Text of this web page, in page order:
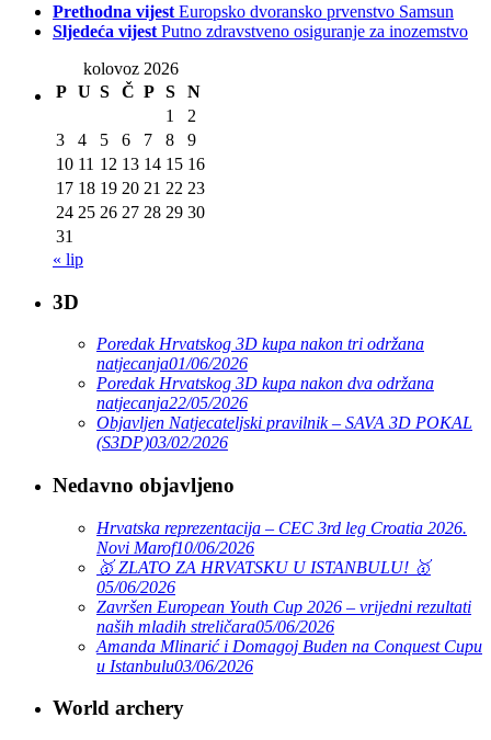
Prethodna vijest Europsko dvoransko prvenstvo Samsun
Sljedeća vijest Putno zdravstveno osiguranje za inozemstvo
kolovoz 2026
P U S Č P S
N
1
2
3
4 5 6 7 8
9
10 11 12 13 14 15 16
17 18 19 20 21 22 23
24 25 26 27 28 29 30
31
« lip
3D
Poredak Hrvatskog 3D kupa nakon tri održana
natjecanja01/06/2026
Poredak Hrvatskog 3D kupa nakon dva održana
natjecanja22/05/2026
Objavljen Natjecateljski pravilnik – SAVA 3D POKAL
(S3DP)03/02/2026
Nedavno objavljeno
Hrvatska reprezentacija – CEC 3rd leg Croatia 2026.
Novi Marof10/06/2026
🥇 ZLATO ZA HRVATSKU U ISTANBULU! 🥇
05/06/2026
Završen European Youth Cup 2026 – vrijedni rezultati
naših mladih streličara05/06/2026
Amanda Mlinarić i Domagoj Buden na Conquest Cupu
u Istanbulu03/06/2026
World archery